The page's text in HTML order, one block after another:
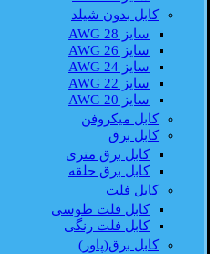
کابل بدون شیلد
سایز AWG 28
سایز AWG 26
سایز AWG 24
سایز AWG 22
سایز AWG 20
کابل میکروفن
کابل برق
کابل برق متری
کابل برق حلقه
کابل فلت
کابل فلت طوسی
کابل فلت رنگی
کابل برق(پاور)